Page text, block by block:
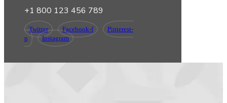
+1 800 123 456 789
Twitter Facebook-f
Pinterest-
p
Instagram